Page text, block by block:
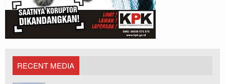
RECENT MEDIA